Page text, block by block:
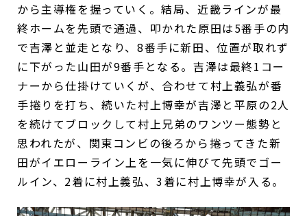
から主導権を握っていく。結局、近畿ラインが最
終ホームを先頭で通過、叩かれた原田は5番手の内
で吉澤と並走となり、8番手に新田、位置が取れず
に下がった山田が9番手となる。吉澤は最終1コー
ナーから仕掛けていくが、合わせて村上義弘が番
手捲りを打ち、続いた村上博幸が吉澤と平原の2人
を続けてブロックして村上兄弟のワンツー態勢と
思われたが、関東コンビの後ろから捲ってきた新
田がイエローライン上を一気に伸びて先頭でゴー
ルイン、2着に村上義弘、3着に村上博幸が入る。